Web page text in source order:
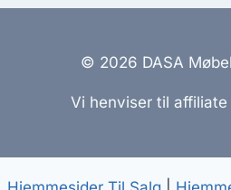
© 2026 DASA
Vi henviser til affiliate